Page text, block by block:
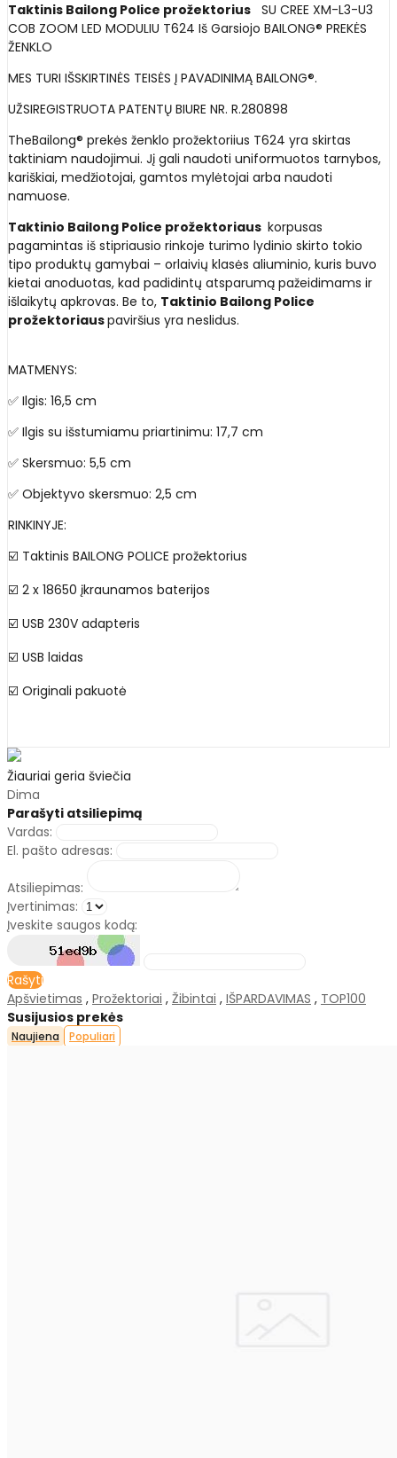
Taktinis Bailong Police prožektorius SU CREE XM-L3-U3
COB ZOOM LED MODULIU T624 Iš Garsiojo BAILONG® PREKĖS
ŽENKLO
MES TURI IŠSKIRTINĖS TEISĖS Į PAVADINIMĄ BAILONG®.
UŽSIREGISTRUOTA PATENTŲ BIURE NR. R.280898
TheBailong® prekės ženklo prožektoriius T624 yra skirtas
taktiniam naudojimui. Jį gali naudoti uniformuotos tarnybos,
kariškiai, medžiotojai, gamtos mylėtojai arba naudoti
namuose.
Taktinio Bailong Police prožektoriaus korpusas
pagamintas iš stipriausio rinkoje turimo lydinio skirto tokio
tipo produktų gamybai – orlaivių klasės aliuminio, kuris buvo
kietai anoduotas, kad padidintų atsparumą pažeidimams ir
išlaikytų apkrovas. Be to, Taktinio Bailong Police
prožektoriauspaviršius yra neslidus.
MATMENYS:
✅ Ilgis: 16,5 cm
✅ Ilgis su išstumiamu priartinimu: 17,7 cm
✅ Skersmuo: 5,5 cm
✅ Objektyvo skersmuo: 2,5 cm
RINKINYJE:
☑️ Taktinis BAILONG POLICE prožektorius
☑️ 2 x 18650 įkraunamos baterijos
☑️ USB 230V adapteris
☑️ USB laidas
☑️ Originali pakuotė
Žiauriai geria šviečia
Dima
Parašyti atsiliepimą
Vardas:
El. pašto adresas:
Atsiliepimas:
Įvertinimas:
Įveskite saugos kodą:
Rašyti
Apšvietimas , Prožektoriai , Žibintai , IŠPARDAVIMAS , TOP100
Susijusios prekės
Naujiena Populiari